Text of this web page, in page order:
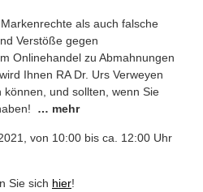
als auch falsche
Verstöße gegen
Onlinehandel zu Abmahnungen
Ihnen RA Dr. Urs Verweyen
und sollten, wenn Sie
… mehr
von 10:00 bis ca. 12:00 Uhr
Sie sich hier!